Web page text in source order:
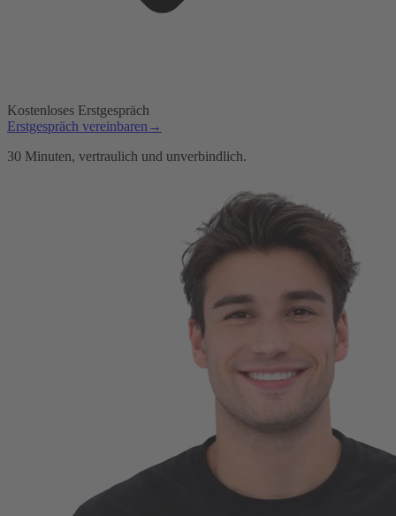
Kostenloses Erstgespräch
Erstgespräch vereinbaren →
30 Minuten, vertraulich und unverbindlich.